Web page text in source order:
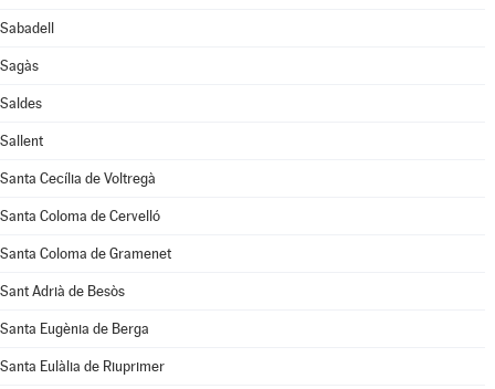
Sabadell
Sagàs
Saldes
Sallent
Santa Cecília de Voltregà
Santa Coloma de Cervelló
Santa Coloma de Gramenet
Sant Adrià de Besòs
Santa Eugènia de Berga
Santa Eulàlia de Riuprimer